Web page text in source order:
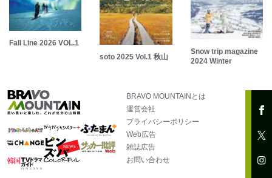
Fall Line 2026 VOL.1
soto 2025 Vol.1 秋山
Snow trip magazine
2024 Winter
BRAVO MOUNTAINとは
運営会社
プライバシーポリシー
Web広告
雑誌広告
お問い合わせ